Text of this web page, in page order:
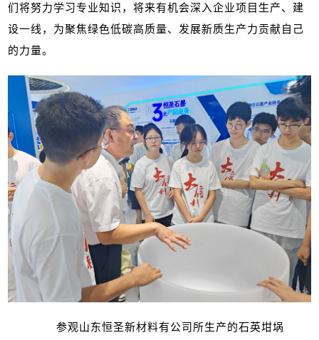
们将努力学习专业知识，将来有机会深入企业项目生产、建
设一线，为聚焦绿色低碳高质量、发展新质生产力贡献自己
的力量。
参观山东恒圣新材料有公司所生产的石英坩埚